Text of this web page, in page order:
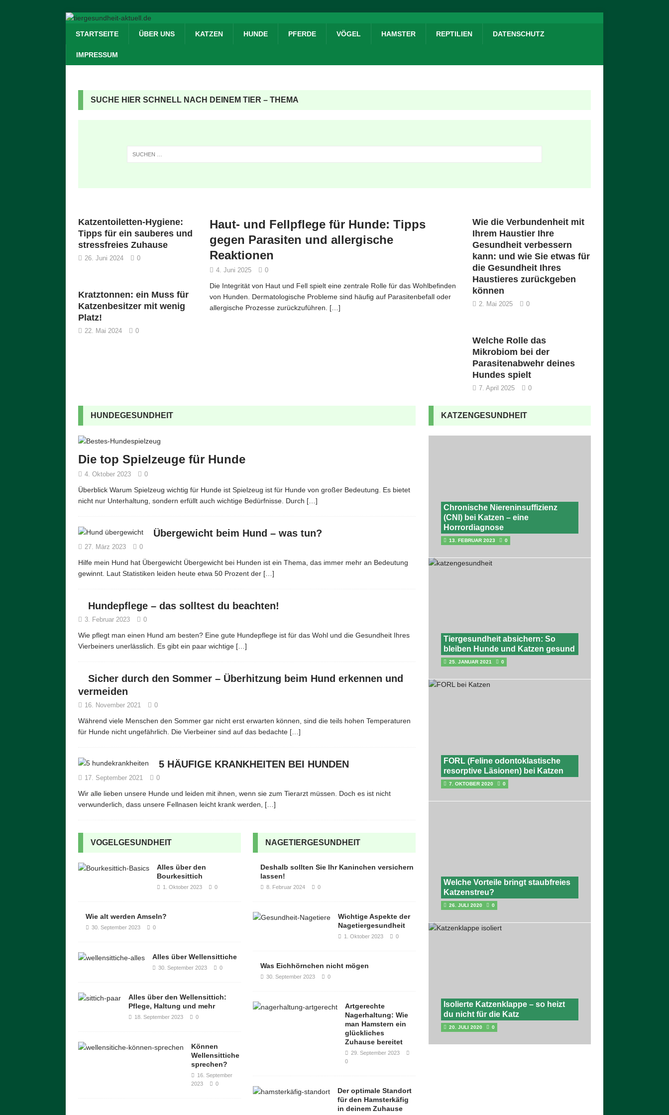
STARTSEITE ÜBER UNS KATZEN HUNDE PFERDE VÖGEL HAMSTER REPTILIEN DATENSCHUTZ
IMPRESSUM
Leiterin für das Wellness-Sortiment im Bereich
Haustiere bei Ceva Animal Health Die Bindung
zwischen Mensch und Tier ist eine[…]
SUCHE HIER SCHNELL NACH DEINEM TIER – THEMA
Haut- und Fellpflege für Hunde: Tipps
gegen Parasiten und allergische
Reaktionen
4. Juni 2025 0
Die Integrität von Haut und Fell spielt eine zentrale Rolle für das Wohlbefinden
von Hunden. Dermatologische Probleme sind häufig auf Parasitenbefall oder
allergische Prozesse zurückzuführen. […]
Wie die Verbundenheit mit
Ihrem Haustier Ihre
Gesundheit verbessern
kann: und wie Sie etwas für
die Gesundheit Ihres
Haustieres zurückgeben
können
2. Mai 2025 0
Welche Rolle das
Mikrobiom bei der
Parasitenabwehr deines
Hundes spielt
7. April 2025 0
Katzentoiletten-Hygiene:
Tipps für ein sauberes und
stressfreies Zuhause
26. Juni 2024 0
Kratztonnen: ein Muss für
Katzenbesitzer mit wenig
Platz!
22. Mai 2024 0
HUNDEGESUNDHEIT
Die top Spielzeuge für Hunde
4. Oktober 2023 0
Überblick Warum Spielzeug wichtig für Hunde ist Spielzeug ist für Hunde von großer Bedeutung. Es bietet
nicht nur Unterhaltung, sondern erfüllt auch wichtige Bedürfnisse. Durch […]
Übergewicht beim Hund – was tun?
27. März 2023 0
Hilfe mein Hund hat Übergewicht Übergewicht bei Hunden ist ein Thema, das immer mehr an Bedeutung
gewinnt. Laut Statistiken leiden heute etwa 50 Prozent der […]
Hundepflege – das solltest du beachten!
3. Februar 2023 0
Wie pflegt man einen Hund am besten? Eine gute Hundepflege ist für das Wohl und die Gesundheit Ihres
Vierbeiners unerlässlich. Es gibt ein paar wichtige […]
Sicher durch den Sommer – Überhitzung beim Hund erkennen und
vermeiden
16. November 2021 0
Während viele Menschen den Sommer gar nicht erst erwarten können, sind die teils hohen Temperaturen
für Hunde nicht ungefährlich. Die Vierbeiner sind auf das bedachte […]
5 HÄUFIGE KRANKHEITEN BEI HUNDEN
17. September 2021 0
Wir alle lieben unsere Hunde und leiden mit ihnen, wenn sie zum Tierarzt müssen. Doch es ist nicht
verwunderlich, dass unsere Fellnasen leicht krank werden, […]
VOGELGESUNDHEIT
Alles über den
Bourkesittich
1. Oktober 2023 0
Wie alt werden Amseln?
30. September 2023 0
Alles über Wellensittiche
30. September 2023 0
Alles über den Wellensittich:
Pflege, Haltung und mehr
18. September 2023 0
Können
Wellensittiche
sprechen?
16. September
2023
0
NAGETIERGESUNDHEIT
Deshalb sollten Sie Ihr Kaninchen versichern
lassen!
8. Februar 2024 0
Wichtige Aspekte der
Nagetiergesundheit
1. Oktober 2023 0
Was Eichhörnchen nicht mögen
30. September 2023 0
Artgerechte
Nagerhaltung: Wie
man Hamstern ein
glückliches
Zuhause bereitet
29. September 2023
0
Der optimale Standort
für den Hamsterkäfig
in deinem Zuhause
KATZENGESUNDHEIT
Chronische Niereninsuffizienz
(CNI) bei Katzen – eine
Horrordiagnose
13. FEBRUAR 2023 0
Tiergesundheit absichern: So
bleiben Hunde und Katzen gesund
25. JANUAR 2021 0
FORL (Feline odontoklastische
resorptive Läsionen) bei Katzen
7. OKTOBER 2020 0
Welche Vorteile bringt staubfreies
Katzenstreu?
26. JULI 2020 0
Isolierte Katzenklappe – so heizt
du nicht für die Katz
20. JULI 2020 0